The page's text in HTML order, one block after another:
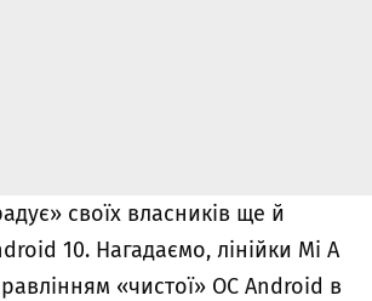
своїх власників ще й
10. Нагадаємо, лінійки Mi A
«чистої» ОС Android в